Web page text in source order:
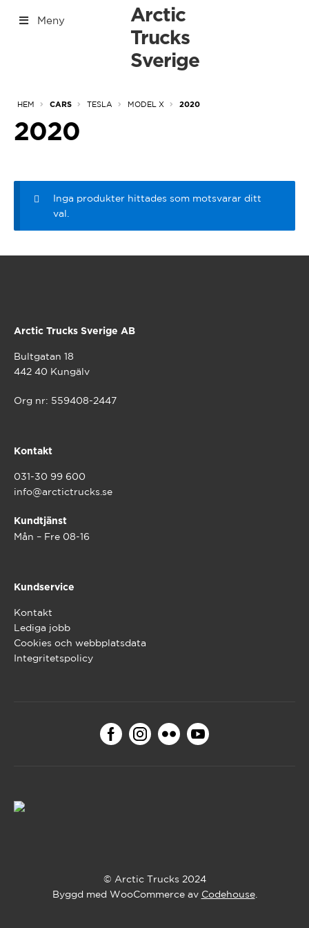
till
till
Arctic
Trucks
Sverige
Meny
HEM CARS TESLA MODEL X 2020
2020
Inga produkter hittades som motsvarar ditt
val.
Arctic Trucks Sverige AB
Bultgatan 18
442 40 Kungälv
Org nr: 559408-2447
Kontakt
031-30 99 600
info@arctictrucks.se
Kundtjänst
Mån – Fre 08-16
Kundservice
Kontakt
Lediga jobb
Cookies och webbplatsdata
Integritetspolicy
© Arctic Trucks 2024
Byggd med WooCommerce av Codehouse.